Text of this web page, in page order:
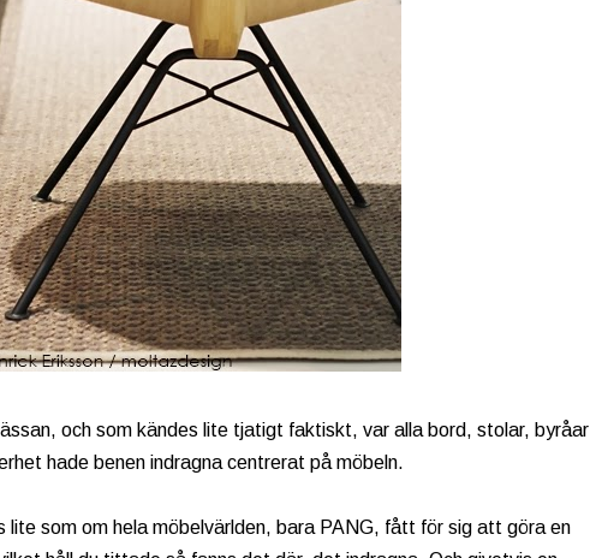
och som kändes lite tjatigt faktiskt, var alla bord, stolar, byråar
hade benen indragna centrerat på möbeln.
som om hela möbelvärlden, bara PANG, fått för sig att göra en